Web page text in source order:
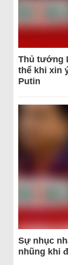
Thủ tướng
thể khi xin
Putin
Sự nhục
nhũng khi